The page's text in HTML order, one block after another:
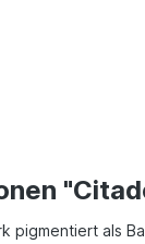
pigmentiert als